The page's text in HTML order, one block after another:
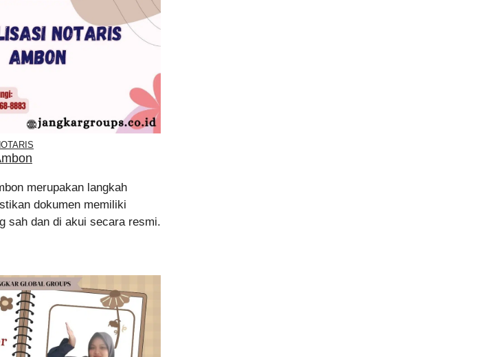
merupakan langkah
dokumen memiliki
sah dan di akui secara resmi.